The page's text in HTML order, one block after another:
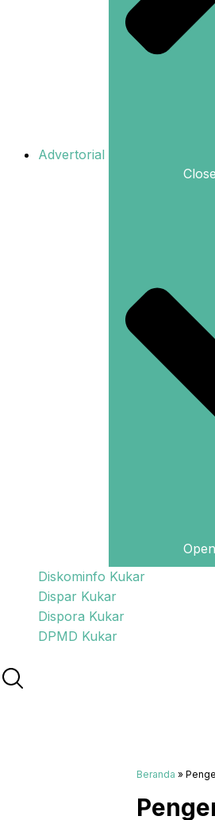
Advertorial
Diskominfo Kukar
Dispar Kukar
Dispora Kukar
DPMD Kukar
Beranda »